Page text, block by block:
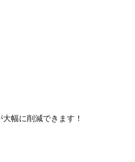
幅に削減できます！